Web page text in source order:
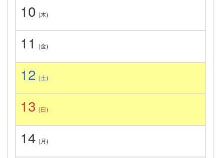
10 (木)
11 (金)
12 (土)
13 (日)
14 (月)